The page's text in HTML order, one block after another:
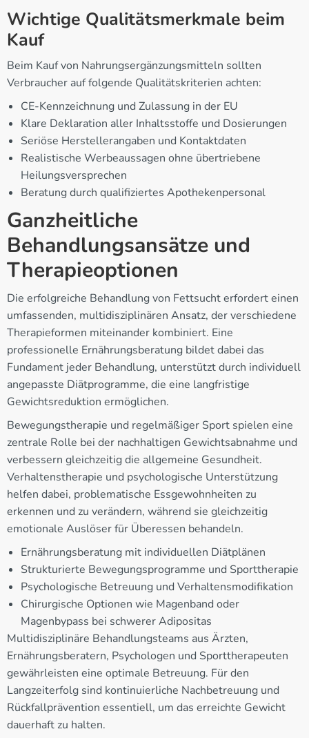
Wichtige Qualitätsmerkmale beim
Kauf
Beim Kauf von Nahrungsergänzungsmitteln sollten
Verbraucher auf folgende Qualitätskriterien achten:
CE-Kennzeichnung und Zulassung in der EU
Klare Deklaration aller Inhaltsstoffe und Dosierungen
Seriöse Herstellerangaben und Kontaktdaten
Realistische Werbeaussagen ohne übertriebene
Heilungsversprechen
Beratung durch qualifiziertes Apothekenpersonal
Ganzheitliche
Behandlungsansätze und
Therapieoptionen
Die erfolgreiche Behandlung von Fettsucht erfordert einen
umfassenden, multidisziplinären Ansatz, der verschiedene
Therapieformen miteinander kombiniert. Eine
professionelle Ernährungsberatung bildet dabei das
Fundament jeder Behandlung, unterstützt durch individuell
angepasste Diätprogramme, die eine langfristige
Gewichtsreduktion ermöglichen.
Bewegungstherapie und regelmäßiger Sport spielen eine
zentrale Rolle bei der nachhaltigen Gewichtsabnahme und
verbessern gleichzeitig die allgemeine Gesundheit.
Verhaltenstherapie und psychologische Unterstützung
helfen dabei, problematische Essgewohnheiten zu
erkennen und zu verändern, während sie gleichzeitig
emotionale Auslöser für Überessen behandeln.
Ernährungsberatung mit individuellen Diätplänen
Strukturierte Bewegungsprogramme und Sporttherapie
Psychologische Betreuung und Verhaltensmodifikation
Chirurgische Optionen wie Magenband oder
Magenbypass bei schwerer Adipositas
Multidisziplinäre Behandlungsteams aus Ärzten,
Ernährungsberatern, Psychologen und Sporttherapeuten
gewährleisten eine optimale Betreuung. Für den
Langzeiterfolg sind kontinuierliche Nachbetreuung und
Rückfallprävention essentiell, um das erreichte Gewicht
dauerhaft zu halten.